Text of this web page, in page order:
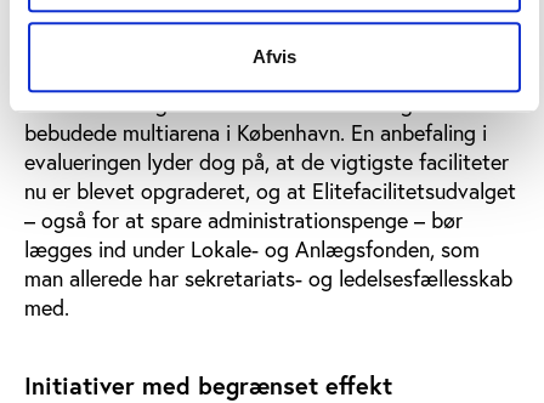
Afvis
Elitefacilitetsudvalget har givet tilskud til en række
eventfaciliteter, hvoraf de fleste penge er gået til
Arena i Herning samt en forhåndsbevilling til den
bebudede multiarena i København. En anbefaling i
evalueringen lyder dog på, at de vigtigste faciliteter
nu er blevet opgraderet, og at Elitefacilitetsudvalget
– også for at spare administrationspenge – bør
lægges ind under Lokale- og Anlægsfonden, som
man allerede har sekretariats- og ledelsesfællesskab
med.
Initiativer med begrænset effekt